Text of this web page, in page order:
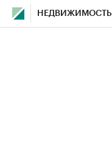
НЕДВИЖИМОСТЬ